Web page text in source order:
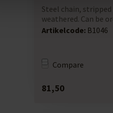
Steel chain,
weathered. Can be
the metre....
Artikelcode: B1046
Compare
81,50